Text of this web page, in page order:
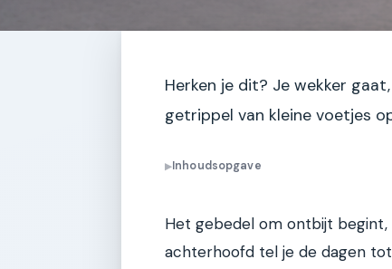
Herken je dit? Je wekker
getrippel van kleine voetjes
▶Inhoudsopgave
Het gebedel om ontbijt
achterhoofd tel je de dagen